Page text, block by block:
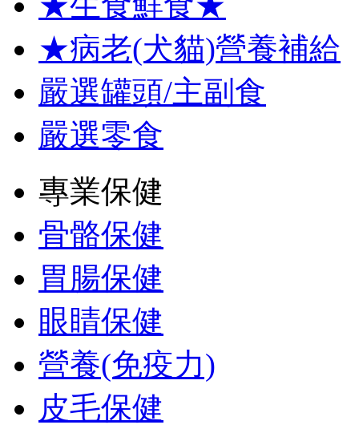
★病老(犬貓)營養補給
嚴選罐頭/主副食
嚴選零食
專業保健
骨骼保健
胃腸保健
眼睛保健
營養(免疫力)
皮毛保健